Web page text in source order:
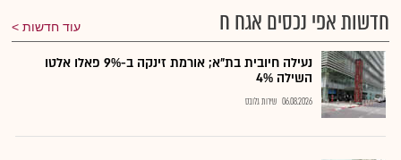
חדשות אפי נכסים אגח ח עוד חדשות
נעילה חיובית בת"א; אורמת זינקה ב-9% פאלו אלטו
השילה 4%
06.08.2026 שירות גלובס